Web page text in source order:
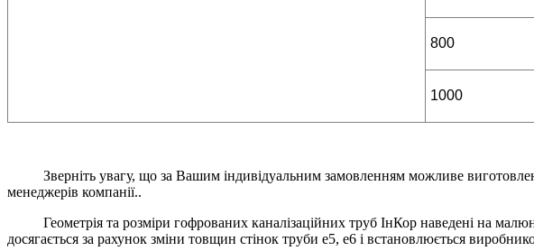
800
1000
Зверніть увагу, що за Вашим індивідуальним замовленням можливе
менеджерів компанії..
Геометрія та розміри гофрованих каналізаційних труб ІнКор наведені на
досягається за рахунок зміни товщин стінок труби e5, e6 і встановлюється